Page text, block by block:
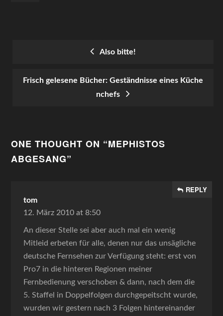
POST
Also bitte!
Frisch gelesene Bücher: Geständnisse eines Küche
nchefs
ONE THOUGHT ON “MEPHISTOS
ABGESANG”
tom
12. März 2010 at 8:50
REPLY
An dieser Stelle sei aber auch mal ein wenig
Mitleid erbeten für alle, denen nur das unsägliche
deutsche Fernsehen zur Verfügung steht: erst von
Pro7 in die hinteren Regionen meiner
Fernbedienung verschoben & dann, nach dem die
5. Staffel in Doppelfolgen durchgepeitscht wurde,
wurden wir gestern nach 3 Folgen hintereinander